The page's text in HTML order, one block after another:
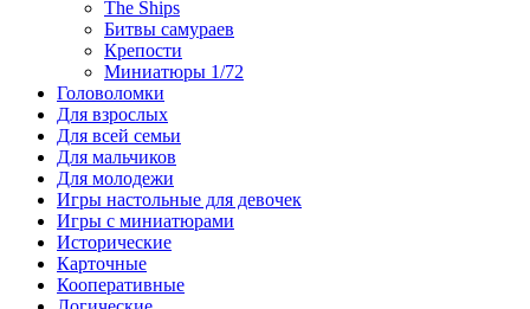
The Ships
Битвы самураев
Крепости
Миниатюры 1/72
Головоломки
Для взрослых
Для всей семьи
Для мальчиков
Для молодежи
Игры настольные для девочек
Игры с миниатюрами
Исторические
Карточные
Кооперативные